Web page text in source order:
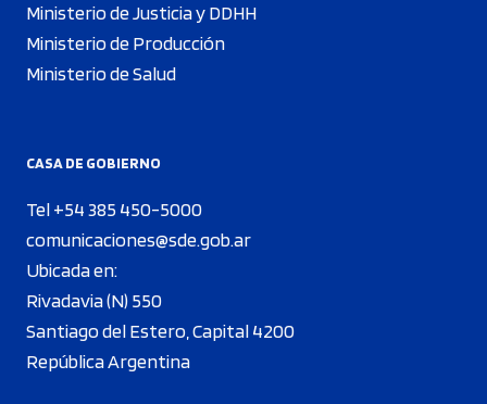
Ministerio de Justicia y DDHH
Ministerio de Producción
Ministerio de Salud
CASA DE GOBIERNO
Tel +54 385 450-5000
comunicaciones@sde.gob.ar
Ubicada en:
Rivadavia (N) 550
Santiago del Estero, Capital 4200
República Argentina